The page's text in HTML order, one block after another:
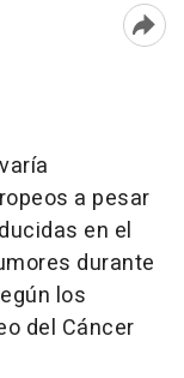
a pesar
en el
durante
los
del Cáncer